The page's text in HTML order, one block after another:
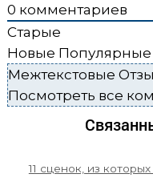
0 комментариев
Старые
Новые Популярные
Межтекстовые
Посмотреть все
11 сценок, из